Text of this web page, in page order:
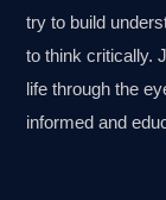
try to build
to think critically.
life through the
informed and